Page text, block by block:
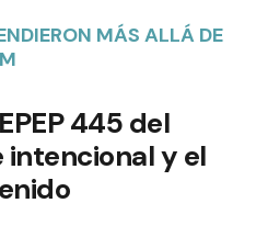
MÁS ALLÁ DE
445 del
intencional y el